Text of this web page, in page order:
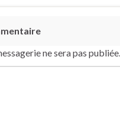
ne sera pas publiée.